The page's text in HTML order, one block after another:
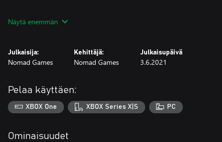
skills and take one gold from him.
Roll one die and add your fate. If the total is higher than the
creature's Strength or Craft, you may evade it. If you fail to
Whenever you visit the City, Tavern or Village, instead of
encountering the space, you may perform there and earn one
gold.
Whenever you visit the Castle, you may heal up to your life value
Näytä enemmän
Julkaisija:
Nomad Games
Kehittäjä:
Nomad Games
Julkaisupäivä
3.6.2021
Pelaa käyttäen:
XBOX One XBOX Series X|S PC
Ominaisuudet